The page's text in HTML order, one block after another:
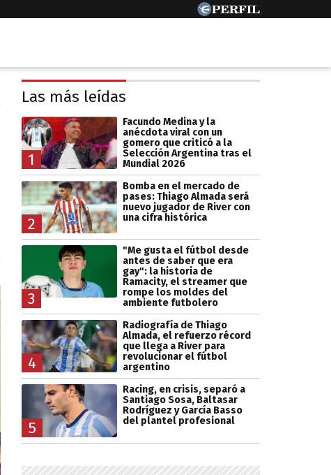
Las más leídas
1
Facundo Medina y la
anécdota viral con un
gomero que criticó a la
Selección Argentina tras el
Mundial 2026
2
Bomba en el mercado de
pases: Thiago Almada será
nuevo jugador de River con
una cifra histórica
3
"Me gusta el fútbol desde
antes de saber que era
gay": la historia de
Ramacity, el streamer que
rompe los moldes del
ambiente futbolero
4
Radiografía de Thiago
Almada, el refuerzo récord
que llega a River para
revolucionar el fútbol
argentino
5
Racing, en crisis, separó a
Santiago Sosa, Baltasar
Rodríguez y García Basso
del plantel profesional